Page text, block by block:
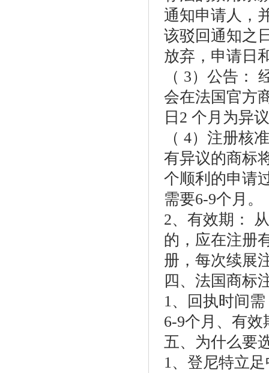
通知申请人，
该驳回通知之
放弃，申请日
（ 3）公告：
会在法国官方
日2 个月为异
（ 4）注册核
有异议的商标
个顺利的申请
需要6-9个月。
2、有效期：
的，应在注册
册，每次续展
四、法国商标
1、回执时间
6-9个月、有效
五、为什么要
1、登尼特立